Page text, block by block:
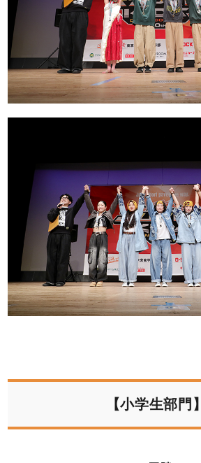
【小学生部門】